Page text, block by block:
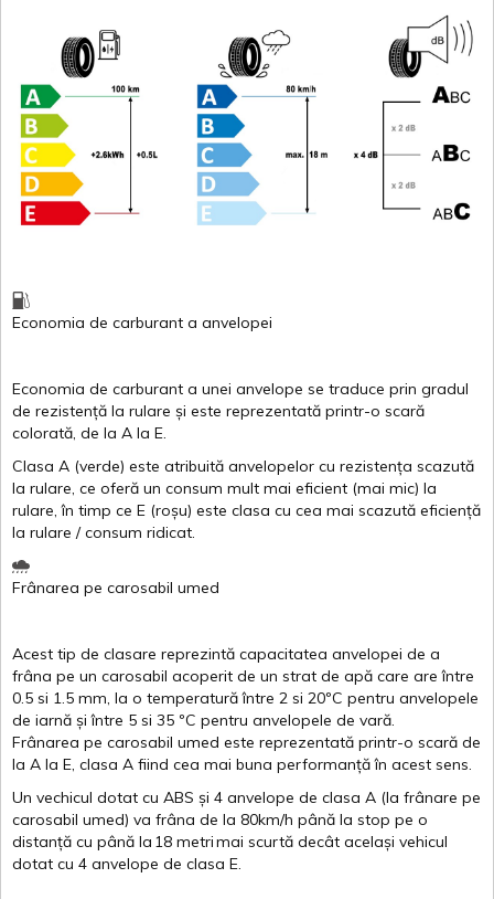
Economia de carburant a anvelopei
Economia de carburant a unei anvelope se traduce prin gradul
de rezistență la rulare și este reprezentată printr-o scară
colorată, de la A la E.
Clasa A (verde) este atribuită anvelopelor cu rezistența scazută
la rulare, ce oferă un consum mult mai eficient (mai mic) la
rulare,în timp ce E (roșu) este clasa cu cea mai scazută eficiență
la rulare /consum ridicat.
Frânarea pe carosabil umed
Acest tip de clasare reprezintă capacitatea anvelopei de a
frâna pe un carosabil acoperit de un strat de apă care areîntre
0.5 si 1.5 mm, la o temperatură între 2 si 20ºC pentru anvelopele
de iarnă și între 5 si 35 ºC pentru anvelopele de vară.
Frânarea pe carosabil umed este reprezentată printr-o scară de
la A la E, clasa A fiind cea mai buna performanță în acest sens.
Un vechicul dotat cu ABS și 4 anvelope de clasa A (la frânare pe
carosabil umed) va frâna de la 80km/h până la stop pe o
distanță cu până la 18 metrimai scurtă decât același vehicul
dotat cu 4 anvelope de clasa E.